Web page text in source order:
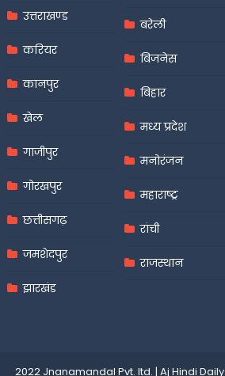
उत्तराखण्ड
करियर
कानपुर
खेल
गाजीपुर
गोरखपुर
छत्तीसगढ़
जमशेदपुर
झारखंड
बरेली
बिजनेस
बिहार
मध्य प्रदेश
मनोरंजन
महाराष्ट्र
रांची
राजस्थान
2022 Jnanamandal Pvt. ltd. | Aj Hindi Daily